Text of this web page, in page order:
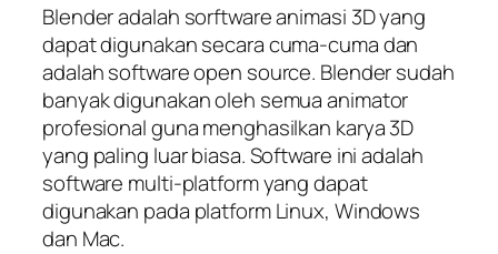
Blender adalah sorftware animasi 3D yang
dapat digunakan secara cuma-cuma dan
adalah software open source. Blender sudah
banyak digunakan oleh semua animator
profesional guna menghasilkan karya 3D
yang paling luar biasa. Software ini adalah
software multi-platform yang dapat
digunakan pada platform Linux, Windows
dan Mac.